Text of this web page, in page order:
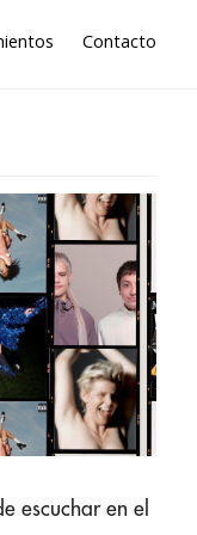
Contacto
escuchar en el